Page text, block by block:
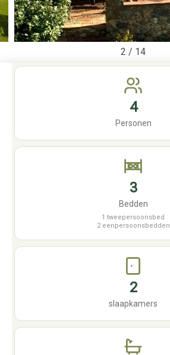
2 / 14
4
Personen
3
Bedden
1 tweepersoonsbed
2 eenpersoonsbedden
2
slaapkamers